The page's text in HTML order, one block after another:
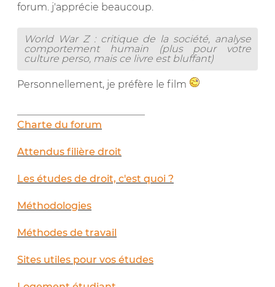
forum. j'apprécie beaucoup.
World War Z : critique de la société, analyse
comportement humain (plus pour votre
culture perso, mais ce livre est bluffant)
Personnellement, je préfère le film
Charte du forum
Attendus filière droit
Les études de droit, c'est quoi ?
Méthodologies
Méthodes de travail
Sites utiles pour vos études